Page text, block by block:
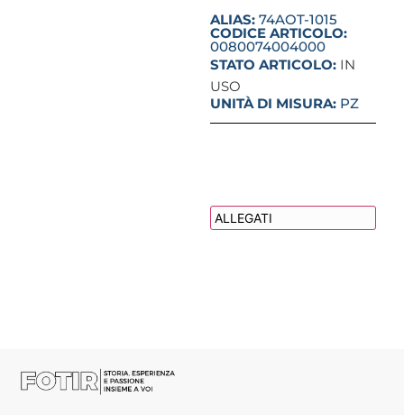
ALIAS:74AOT-1015
CODICE ARTICOLO:
0080074004000
STATO ARTICOLO: IN
USO
UNITÀ DI MISURA:PZ
ALLEGATI